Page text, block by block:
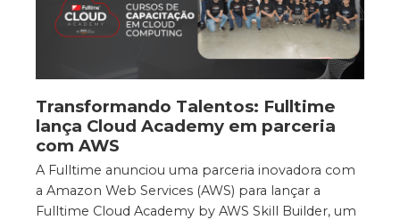
Transformando Talentos: Fulltime
lança Cloud Academy em parceria
com AWS
A Fulltime anunciou uma parceria inovadora com
a Amazon Web Services (AWS) para lançar a
Fulltime Cloud Academy by AWS Skill Builder, um